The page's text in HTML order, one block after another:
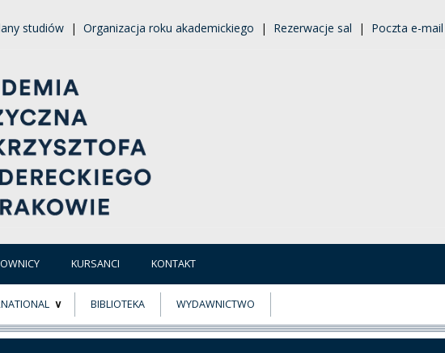
studiów | Organizacja roku akademickiego | Rezerwacje sal | Poczta e-
KURSANCI KONTAKT
BIBLIOTEKA WYDAWNICTWO